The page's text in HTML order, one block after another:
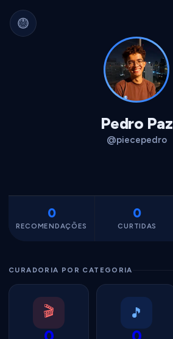
Arquivo Cultural Permanente
Filmes, álbuns, livros e
séries guardados para sempre.
Sua curadoria pode
migrar para qualquer plataforma.
Exportável, interoperável,
Pedro Paz
@piecepedro
0
RECOMENDAÇÕES
0
CURTIDAS
CURADORIA POR CATEGORIA
🎬 🎵